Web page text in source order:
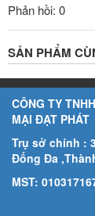
Phản hồi: 0
SẢN PHẨM
CÔNG TY
MẠI ĐẠT PHÁT
Trụ sở chính :
Đống Đa
MST: